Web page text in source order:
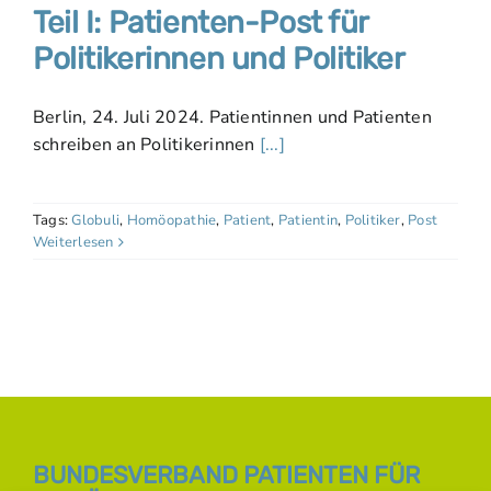
Teil I: Patienten-Post für
Politikerinnen und Politiker
Berlin, 24. Juli 2024. Patientinnen und Patienten
schreiben an Politikerinnen [...]
Tags:Globuli, Homöopathie, Patient, Patientin, Politiker, Post
Weiterlesen
BUNDESVERBAND PATIENTEN FÜR